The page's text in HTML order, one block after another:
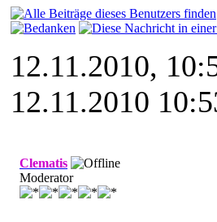
12.11.2010,
12.11.2010
Clematis
Moderator